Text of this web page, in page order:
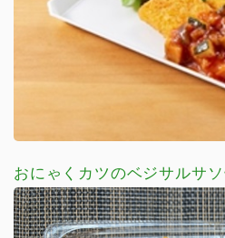
おにゃくカツのベジサルサ